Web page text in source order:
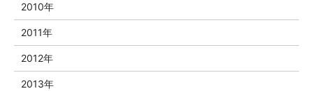
2010年
2011年
2012年
2013年